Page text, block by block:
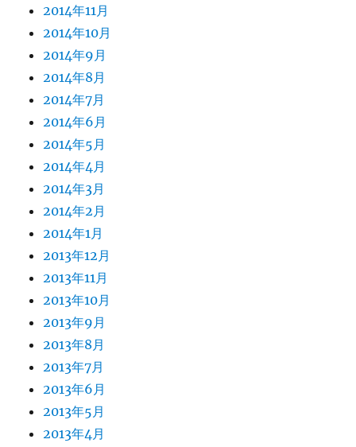
2014年11月
2014年10月
2014年9月
2014年8月
2014年7月
2014年6月
2014年5月
2014年4月
2014年3月
2014年2月
2014年1月
2013年12月
2013年11月
2013年10月
2013年9月
2013年8月
2013年7月
2013年6月
2013年5月
2013年4月